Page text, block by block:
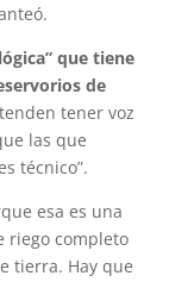
que tiene
de
tener voz
las que
técnico”.
esa es una
riego completo
tierra. Hay que